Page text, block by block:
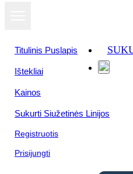
Titulinis Puslapis
Ištekliai
Kainos
Sukurti Siužetinės Linijos
Registruotis
Prisijungti